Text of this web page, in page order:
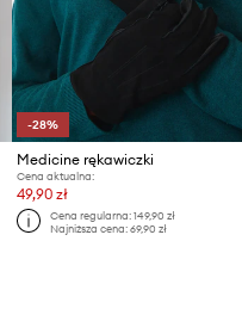
-28%
Medicine rękawiczki
Cena aktualna:
49,90 zł
Cena regularna: 149,90 zł
Najniższa cena: 69,90 zł